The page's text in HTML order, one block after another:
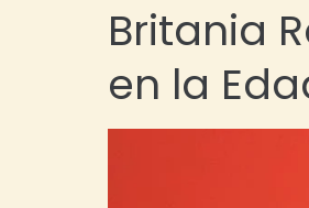
Britania
en la